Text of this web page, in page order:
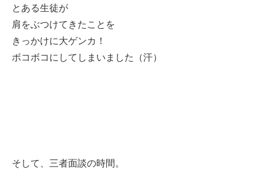
とある生徒が
肩をぶつけてきたことを
きっかけに大ゲンカ！
ボコボコにしてしまいました（汗）
そして、三者面談の時間。